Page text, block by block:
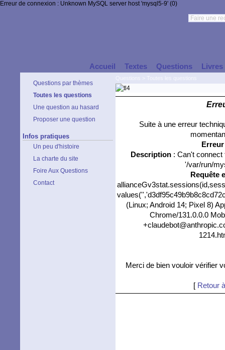
Erreur de connexion : Unknown MySQL server host 'mysql5-9' (0)
Accueil Textes Questions Livres
Questions par thèmes
Toutes les questions
Une question au hasard
Proposer une question
Infos pratiques
Un peu d'histoire
La charte du site
Foire Aux Questions
Contact
Suite à une erreur
Description: Can't connect
'/var/run/
Requête
(Linux; Android 14; Pixel 8)
Chrome/131.0.0.0
Merci de bien vouloir vérifier
[ Retour